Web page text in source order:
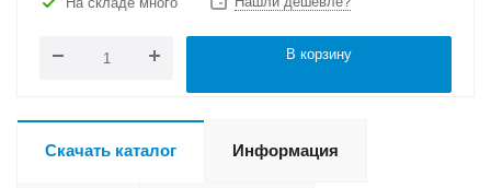
В корзину
Скачать каталог Информация